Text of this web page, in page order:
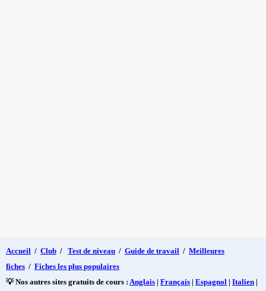
Accueil / Club / Test de niveau / Guide de travail / Meilleures
fiches / Fiches les plus populaires
💡 Nos autres sites gratuits de cours : Anglais | Français | Espagnol | Italien |